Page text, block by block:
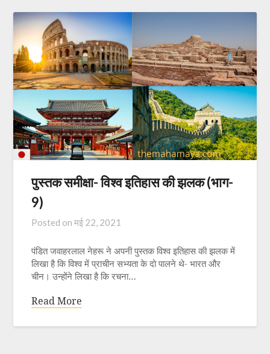
पुस्तक समीक्षा- विश्व इतिहास की झलक (भाग-
9)
Posted onमई 22, 2021
पंडित जवाहरलाल नेहरू ने अपनी पुस्तक विश्व इतिहास की झलक में
लिखा है कि विश्व में प्राचीन सभ्यता के दो पालने थे- भारत और
चीन। उन्होंने लिखा है कि रचना…
Read More